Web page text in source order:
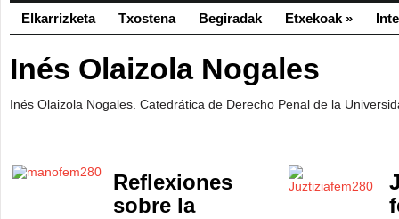
Elkarrizketa Txostena Begiradak Etxekoak »
Inés Olaizola Nogales
Inés Olaizola Nogales. Catedrática de Derecho Penal de la
Reflexiones
sobre la